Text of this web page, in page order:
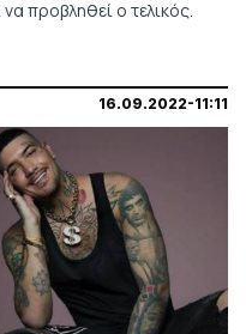
προβληθεί ο τελικός.
16.09.2022-11:11